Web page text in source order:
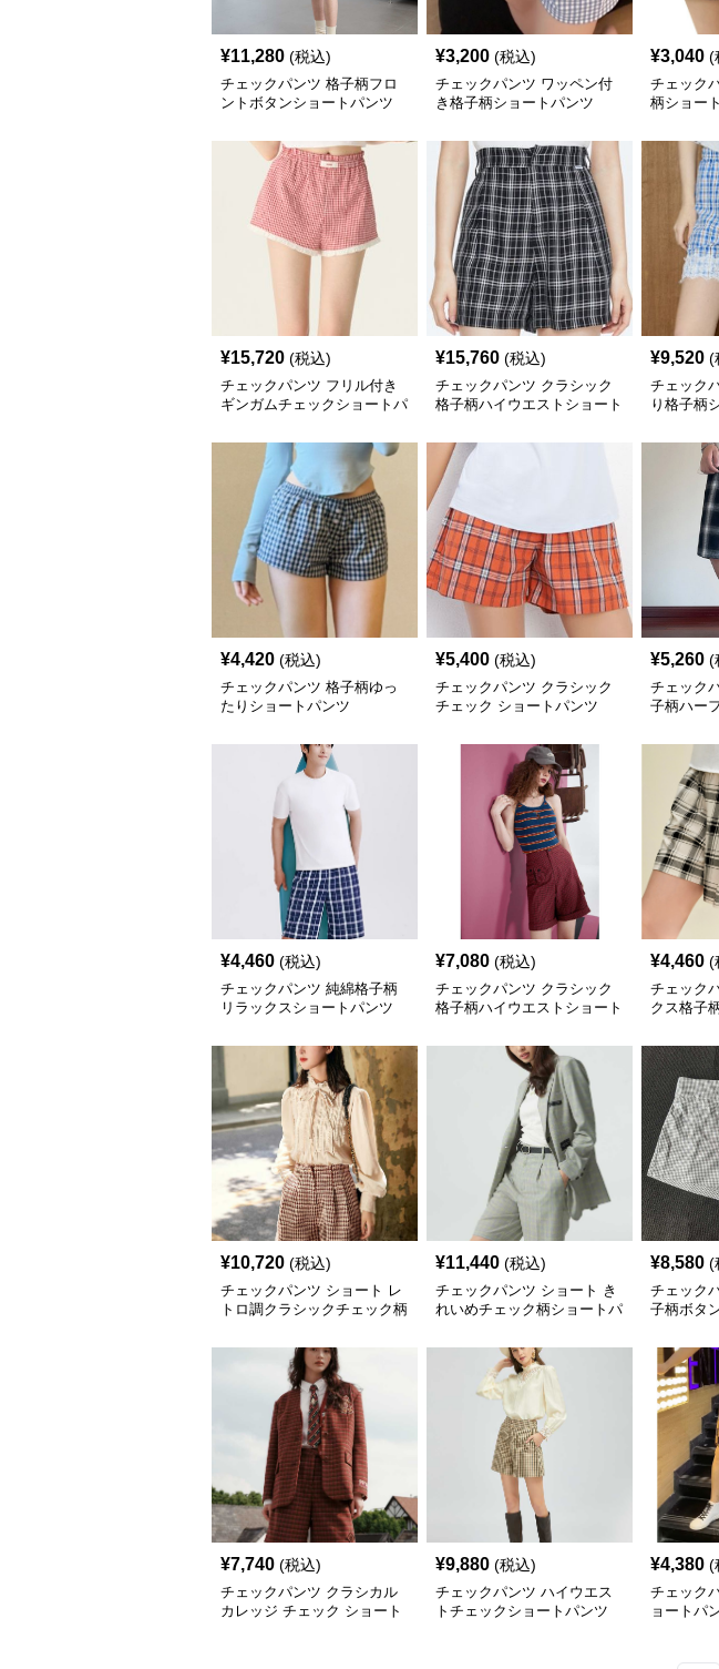
¥11,280 (税込)
チェックパンツ 格子柄フロ
ントボタンショートパンツ
¥3,200 (税込)
チェックパンツ ワッペン付
き格子柄ショートパンツ
¥3,040 (
チェック
柄ショー
¥15,720 (税込)
チェックパンツ フリル付き
ギンガムチェックショートパ
¥15,760 (税込)
チェックパンツ クラシック
格子柄ハイウエストショート
¥9,520 (
チェック
り格子柄
¥4,420 (税込)
チェックパンツ 格子柄ゆっ
たりショートパンツ
¥5,400 (税込)
チェックパンツ クラシック
チェック ショートパンツ
¥5,260 (
チェック
子柄ハー
¥4,460 (税込)
チェックパンツ 純綿格子柄
リラックスショートパンツ
¥7,080 (税込)
チェックパンツ クラシック
格子柄ハイウエストショート
¥4,460 (
チェック
クス格子
¥10,720 (税込)
チェックパンツ ショート レ
トロ調クラシックチェック柄
¥11,440 (税込)
チェックパンツ ショート き
れいめチェック柄ショートパ
¥8,580 (
チェック
子柄ボタ
¥7,740 (税込)
チェックパンツ クラシカル
カレッジ チェック ショート
¥9,880 (税込)
チェックパンツ ハイウエス
トチェックショートパンツ
¥4,380 (
チェック
ョートパ